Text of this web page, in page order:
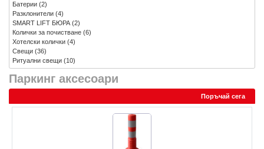
Паркинг аксесоари
Поръчай сега
Батерии (2)
Разклонители (4)
SMART LIFT БЮРА(2)
Колички за почистване (6)
Хотелски колички (4)
Свещи (36)
Ритуални свещи (10)